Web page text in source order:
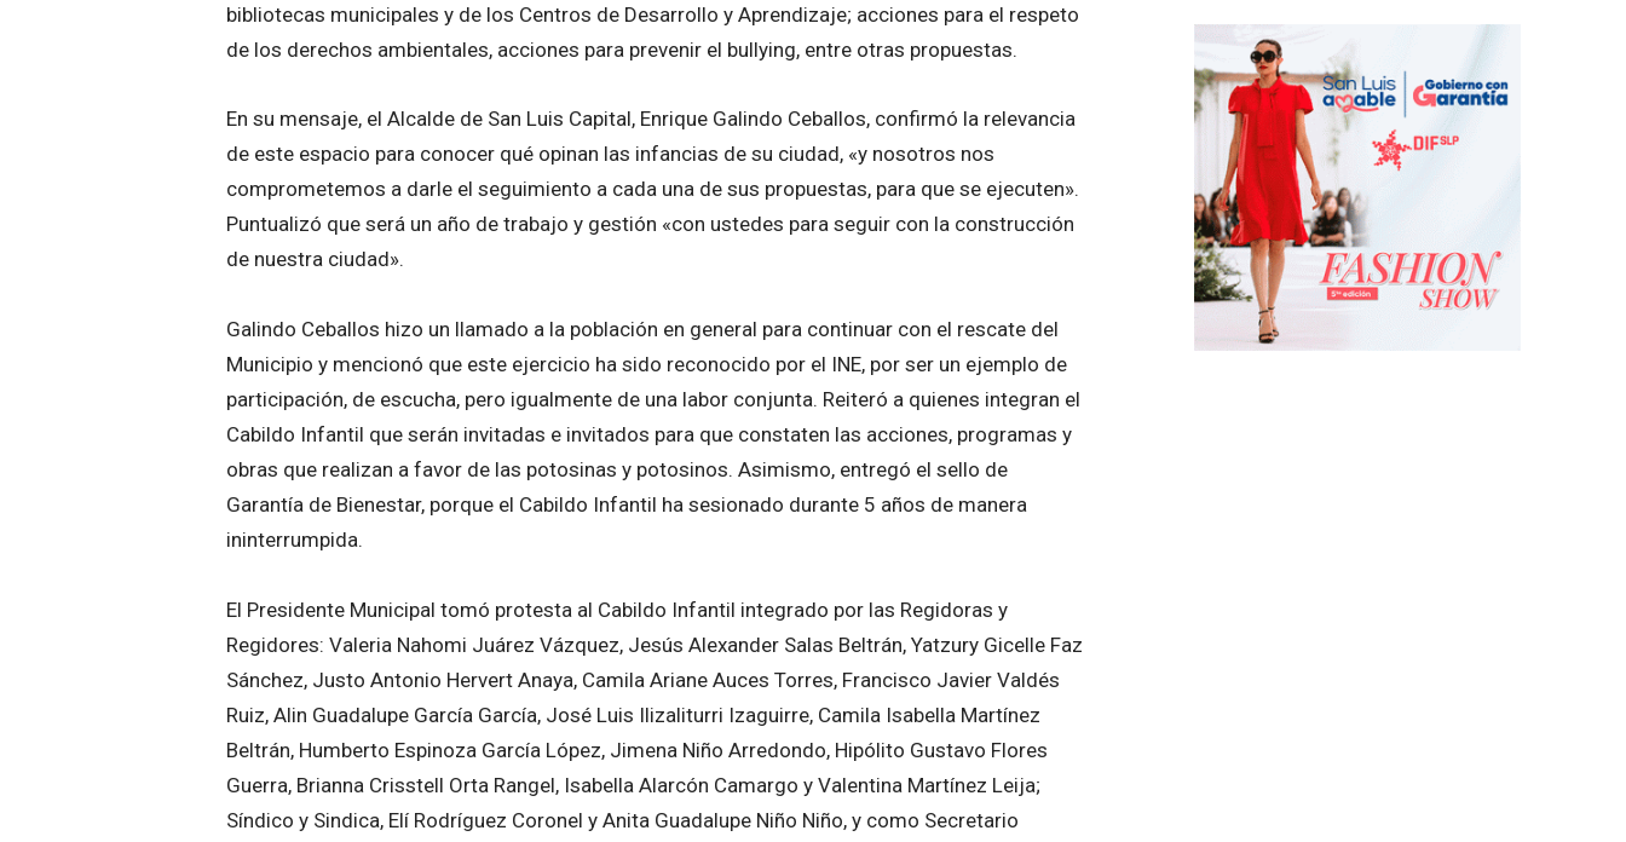
bibliotecas municipales y de los Centros de Desarrollo y Aprendizaje; acciones para el respeto
de los derechos ambientales, acciones para prevenir el bullying, entre otras propuestas.
En su mensaje, el Alcalde de San Luis Capital, Enrique Galindo Ceballos, confirmó la relevancia
de este espacio para conocer qué opinan las infancias de su ciudad, «y nosotros nos
comprometemos a darle el seguimiento a cada una de sus propuestas, para que se ejecuten».
Puntualizó que será un año de trabajo y gestión «con ustedes para seguir con la construcción
de nuestra ciudad».
Galindo Ceballos hizo un llamado a la población en general para continuar con el rescate del
Municipio y mencionó que este ejercicio ha sido reconocido por el INE, por ser un ejemplo de
participación, de escucha, pero igualmente de una labor conjunta. Reiteró a quienes integran el
Cabildo Infantil que serán invitadas e invitados para que constaten las acciones, programas y
obras que realizan a favor de las potosinas y potosinos. Asimismo, entregó el sello de
Garantía de Bienestar, porque el Cabildo Infantil ha sesionado durante 5 años de manera
ininterrumpida.
El Presidente Municipal tomó protesta al Cabildo Infantil integrado por las Regidoras y
Regidores: Valeria Nahomi Juárez Vázquez, Jesús Alexander Salas Beltrán, Yatzury Gicelle Faz
Sánchez, Justo Antonio Hervert Anaya, Camila Ariane Auces Torres, Francisco Javier Valdés
Ruiz, Alin Guadalupe García García, José Luis Ilizaliturri Izaguirre, Camila Isabella Martínez
Beltrán, Humberto Espinoza García López, Jimena Niño Arredondo, Hipólito Gustavo Flores
Guerra, Brianna Crisstell Orta Rangel, Isabella Alarcón Camargo y Valentina Martínez Leija;
Síndico y Sindica, Elí Rodríguez Coronel y Anita Guadalupe Niño Niño, y como Secretario